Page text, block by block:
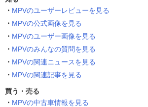
MPVのユーザーレビューを見る
MPVの公式画像を見る
MPVのユーザー画像を見る
MPVのみんなの質問を見る
MPVの関連ニュースを見る
MPVの関連記事を見る
買う・売る
MPVの中古車情報を見る